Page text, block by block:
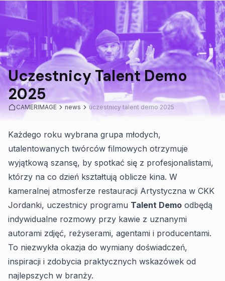
Uczestnicy Talent Demo
2025
CAMERIMAGE news uczestnicy talent demo 2025
Każdego roku wybrana grupa młodych,
utalentowanych twórców filmowych otrzymuje
wyjątkową szansę, by spotkać się z profesjonalistami,
którzy na co dzień kształtują oblicze kina. W
kameralnej atmosferze restauracji Artystyczna w CKK
Jordanki, uczestnicy programu Talent Demo odbędą
indywidualne rozmowy przy kawie z uznanymi
autorami zdjęć, reżyserami, agentami i producentami.
To niezwykła okazja do wymiany doświadczeń,
inspiracji i zdobycia praktycznych wskazówek od
najlepszych w branży.